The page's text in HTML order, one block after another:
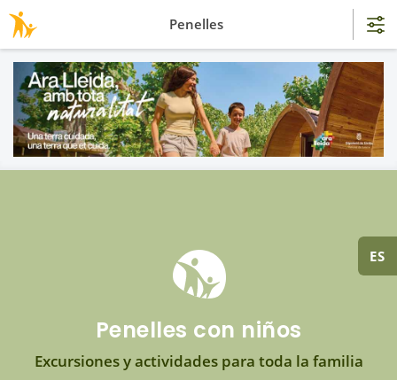
ES
Penelles con niños
Excursiones y actividades para toda la familia
Penelles